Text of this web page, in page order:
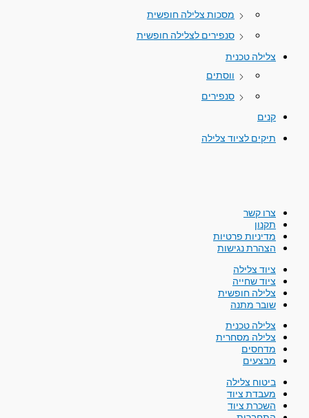
מסכות צלילה חופשית
סנפירים לצלילה חופשית
צלילה טכנית
ווסתים
סנפירים
קנים
תיקים לציוד צלילה
צרו קשר
תקנון
מדיניות פרטיות
הצהרת נגישות
ציוד צלילה
ציוד שחייה
צלילה חופשית
שובר מתנה
צלילה טכנית
צלילה מסחרית
מדחסים
מבצעים
ביטוח צלילה
מעבדת ציוד
השכרת ציוד